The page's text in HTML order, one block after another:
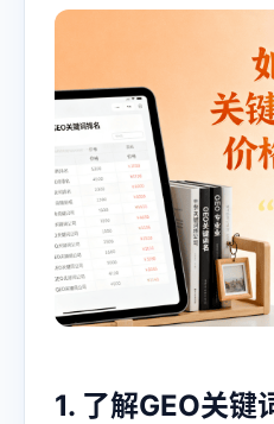
1. 了解GEO关键